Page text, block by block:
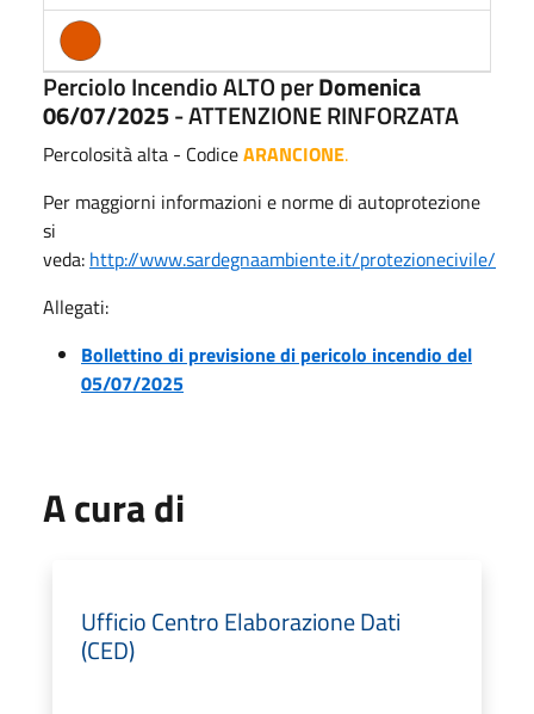
Perciolo Incendio ALTO perDomenica
06/07/2025- ATTENZIONE RINFORZATA
Percolosità alta - CodiceARANCIONE.
Per maggiorni informazioni e norme di autoprotezione
si
veda: http://www.sardegnaambiente.it/protezionecivile/
Allegati:
Bollettino di previsione di pericolo incendio del
05/07/2025
A cura di
Ufficio Centro Elaborazione Dati
(CED)